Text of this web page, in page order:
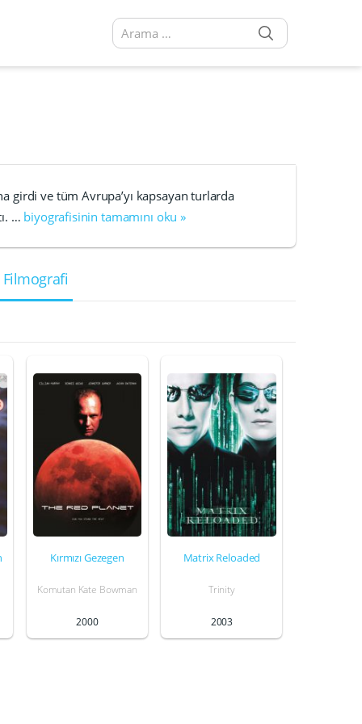
Arama sonuçları:
girdi ve tüm Avrupa’yı kapsayan turlarda
… biyografisinin tamamını oku »
Filmografi
Kırmızı Gezegen
Komutan Kate Bowman
2000
Matrix Reloaded
Trinity
2003